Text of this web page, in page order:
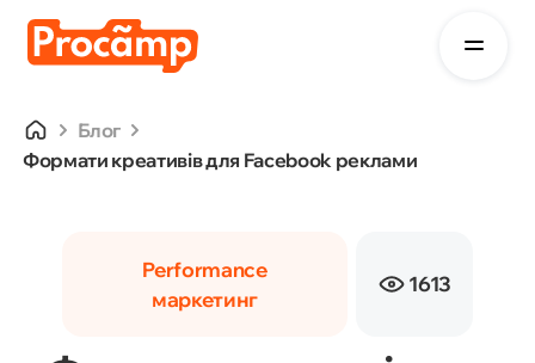
Блог
Формати креативів для Facebook реклами
Performance
маркетинг
1613